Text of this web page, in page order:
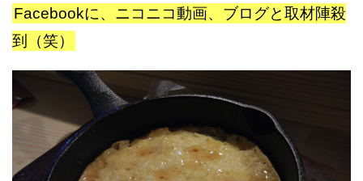
Facebookに、ニコニコ動画、ブログと取材陣殺
到（笑）